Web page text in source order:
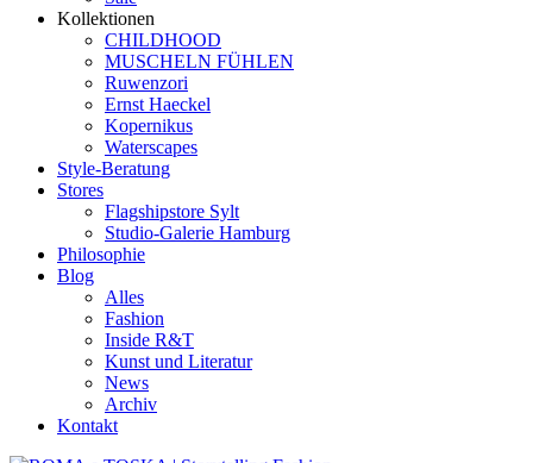
Kollektionen
CHILDHOOD
MUSCHELN FÜHLEN
Ruwenzori
Ernst Haeckel
Kopernikus
Waterscapes
Style-Beratung
Stores
Flagshipstore Sylt
Studio-Galerie Hamburg
Philosophie
Blog
Alles
Fashion
Inside R&T
Kunst und Literatur
News
Archiv
Kontakt